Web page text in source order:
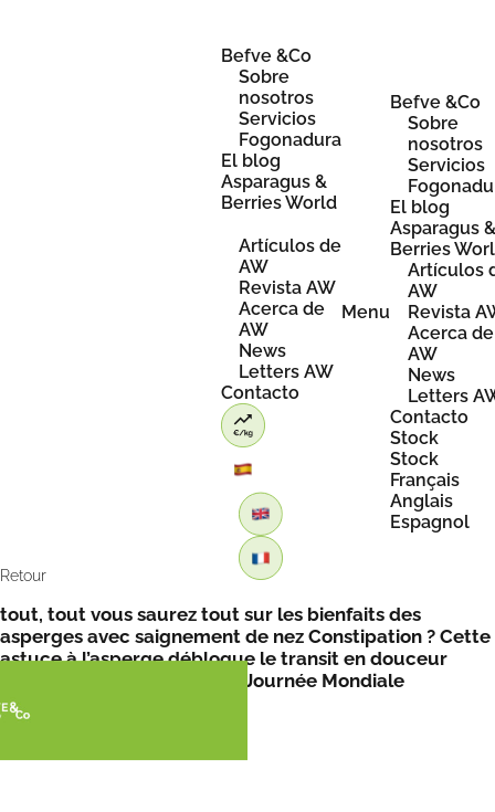
Befve &Co
Sobre
nosotros
Servicios
Fogonadura
El blog
Asparagus &
Berries World
Artículos de
AW
Revista AW
Acerca de
AW
News
Letters AW
Contacto
Menu
Befve &Co
Sobre
nosotros
Servicios
El blog
Asparagus
Berries
Artículos
AW
Revista
Acerca de
AW
News
Letters
Contacto
Stock
Stock
Français
Anglais
Espagnol
Retour
tout, tout vous saurez tout sur les bienfaits des
asperges avec saignement de nez Constipation ? Cette
astuce à l’asperge débloque le transit en douceur
selon une naturopathe par Journée Mondiale